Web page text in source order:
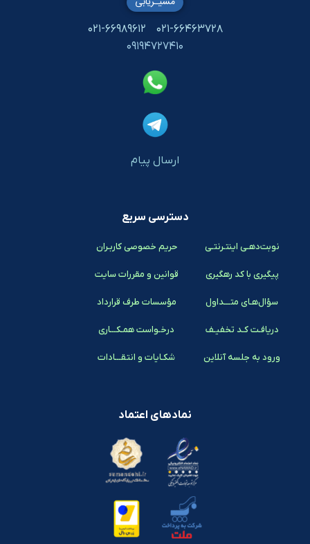
۰۲۱-۶۶۴۶۳۷۲۸
۰۲۱-۶۶۹۸۹۶۱۲
۰۹۱۹۴۷۲۷۴۱۰
ارسال پیام
دسترسی سریع
نوبت‌دهـی اینتـرنتـی
پیگیری با کد رهگیری
سؤال‌هـای متـــداول
دریافـت کـد تخفیـف
ورود به جلسه آنلاین
حریم خصوصی کاربـران
قوانین و مقررات سایت
مؤسسات طرف قرارداد
درخـواست همـکـــاری
شکـایات و انتقـــادات
نمادهای اعتماد